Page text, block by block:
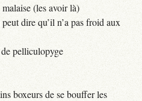
(les avoir là)
dire qu’il n’a pas froid aux
pelliculopyge
boxeurs de se bouffer les